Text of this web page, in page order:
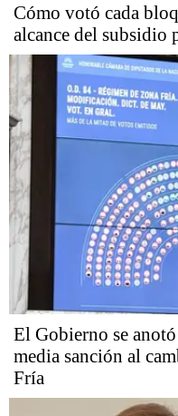
Cómo votó cada
alcance del subsidio
El Gobierno se
media sanción al
Fría